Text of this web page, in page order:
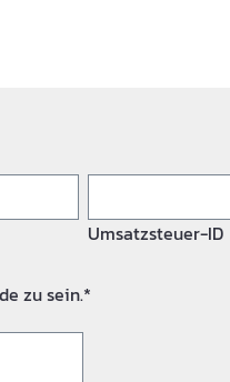
Umsatzsteuer-ID
zu sein.*